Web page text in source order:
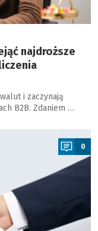
najdroższe
i zaczynają
B2B. Zdaniem …
0